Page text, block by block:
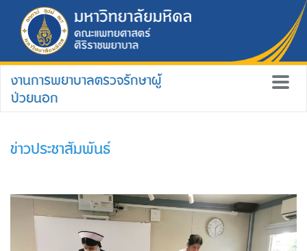
งานการพยาบาลตรวจรักษาผู้
ป่วยนอก
ข่าวประชาสัมพันธ์